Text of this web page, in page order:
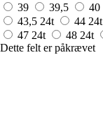
39
39,5 40
43,5 24t 44 24t
47 24t 48 24t
Dette felt er påkrævet